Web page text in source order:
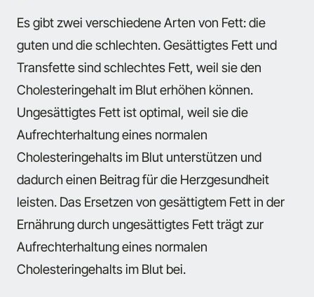
Es gibt zwei verschiedene Arten von Fett: die
guten und die schlechten. Gesättigtes Fett und
Transfette sind schlechtes Fett, weil sie den
Cholesteringehalt im Blut erhöhen können.
Ungesättigtes Fett ist optimal, weil sie die
Aufrechterhaltung eines normalen
Cholesteringehalts im Blut unterstützen und
dadurch einen Beitrag für die Herzgesundheit
leisten. Das Ersetzen von gesättigtem Fett in der
Ernährung durch ungesättigtes Fett trägt zur
Aufrechterhaltung eines normalen
Cholesteringehalts im Blut bei.